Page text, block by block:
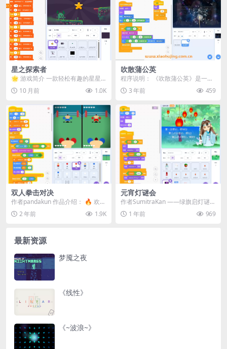
星之探索者
🌟 游戏简介 一款轻松有趣的星星
收集与跳跃闯关游戏。在限时挑战
中穿越平台、收集星...
10 月前 1.0K
吹散蒲公英
程序说明： 《吹散蒲公英》是一个
基于Scratch平台开发的响度练习小
程序。该程...
3 年前 459
双人拳击对决
作者pandakun 作品介绍： 🔥 欢迎
来到《双人拳击对决》！ 这是一个
紧张刺...
2 年前 1.9K
元宵灯谜会
作者SumitraKan ——绿旗启灯谜，
月下竞诗才！ 🎏 核心玩法：策略
竞答闯...
1 年前 969
最新资源
梦魇之夜
《线性》
《~波浪~》